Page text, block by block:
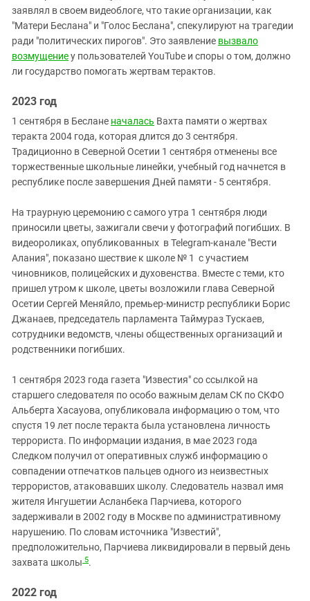
заявлял в своем видеоблоге, что такие организации, как
"Матери Беслана" и "Голос Беслана", спекулируют на трагедии
ради "политических пирогов". Это заявление вызвало
возмущениеу пользователей YouTube и споры о том, должно
ли государство помогать жертвам терактов.
2023 год
1 сентября в Беслане началась Вахта памяти о жертвах
теракта 2004 года, которая длится до 3 сентября.
Традиционно в Северной Осетии 1 сентября отменены все
торжественные школьные линейки, учебный год начнется в
республике после завершения Дней памяти - 5 сентября.
На траурную церемонию с самого утра 1 сентября люди
приносили цветы, зажигали свечи у фотографий погибших. В
видеороликах, опубликованных в Telegram-канале "Вести
Алания", показано шествие к школе № 1 с участием
чиновников, полицейских и духовенства. Вместе с теми, кто
пришел утром к школе, цветы возложили глава Северной
Осетии Сергей Меняйло, премьер-министр республики Борис
Джанаев, председатель парламента Таймураз Тускаев,
сотрудники ведомств, члены общественных организаций и
родственники погибших.
1 сентября 2023 года газета "Известия" со ссылкой на
старшего следователя по особо важным делам СК по СКФО
Альберта Хасауова, опубликовала информацию о том, что
спустя 19 лет после теракта была установлена личность
террориста. По информации издания, в мае 2023 года
Следком получил от оперативных служб информацию о
совпадении отпечатков пальцев одного из неизвестных
террористов, атаковавших школу. Следователь назвал имя
жителя Ингушетии Асланбека Парчиева, которого
задерживали в 2002 году в Москве по административному
нарушению. По словам источника "Известий",
предположительно, Парчиева ликвидировали в первый день
захвата школы 5.
2022 год